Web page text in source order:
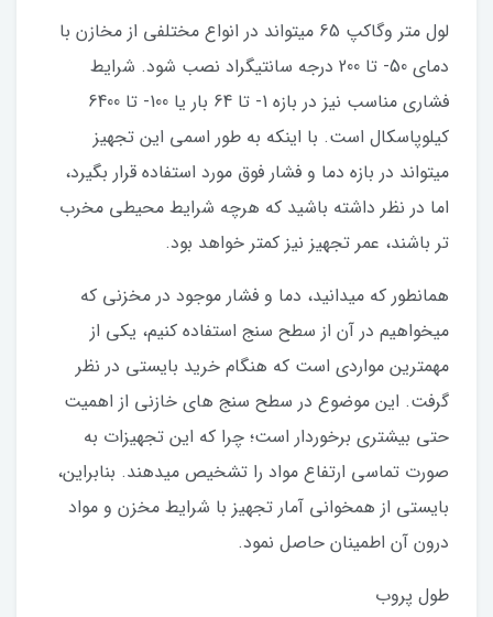
لول متر وگاکپ 65 میتواند در انواع مختلفی از مخازن با
دمای 50- تا 200 درجه سانتیگراد نصب شود. شرایط
فشاری مناسب نیز در بازه 1- تا 64 بار یا 100- تا 6400
کیلوپاسکال است. با اینکه به طور اسمی این تجهیز
میتواند در بازه دما و فشار فوق مورد استفاده قرار بگیرد،
اما در نظر داشته باشید که هرچه شرایط محیطی مخرب
تر باشند، عمر تجهیز نیز کمتر خواهد بود.
همانطور که میدانید، دما و فشار موجود در مخزنی که
میخواهیم در آن از سطح سنج استفاده کنیم، یکی از
مهمترین مواردی است که هنگام خرید بایستی در نظر
گرفت. این موضوع در سطح سنج های خازنی از اهمیت
حتی بیشتری برخوردار است؛ چرا که این تجهیزات به
صورت تماسی ارتفاع مواد را تشخیص میدهند. بنابراین،
بایستی از همخوانی آمار تجهیز با شرایط مخزن و مواد
درون آن اطمینان حاصل نمود.
طول پروب